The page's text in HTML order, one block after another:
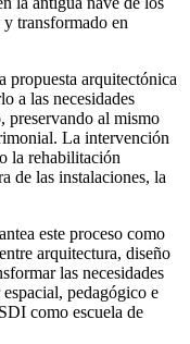
transformado en
propuesta arquitectónica
a las necesidades
preservando al mismo
La intervención
la rehabilitación
de las instalaciones, la
este proceso como
arquitectura, diseño
las necesidades
pedagógico e
como escuela de